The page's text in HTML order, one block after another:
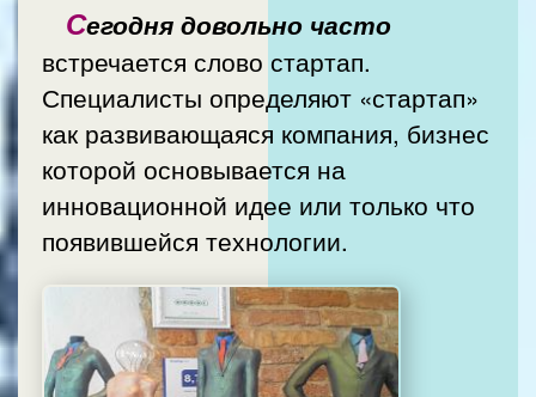
Сегодня довольно часто
встречается слово стартап.
Специалисты определяют «стартап»
как развивающаяся компания, бизнес
которой основывается на
инновационной идее или только что
появившейся технологии.